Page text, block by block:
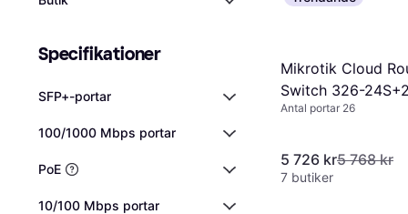
Specifikationer
SFP+-portar
100/1000 Mbps portar
PoE
10/100 Mbps portar
Mikrotik Cloud
Switch 326-
Antal portar 26
5 726 kr5 768 kr
7 butiker